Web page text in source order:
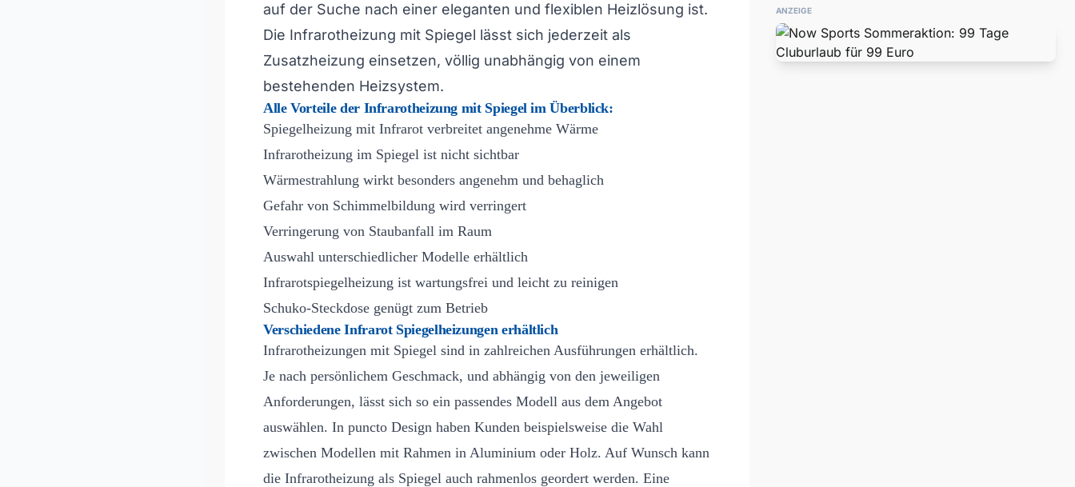
auf der Suche nach einer eleganten und flexiblen Heizlösung ist.
Die Infrarotheizung mit Spiegel lässt sich jederzeit als
Zusatzheizung einsetzen, völlig unabhängig von einem
bestehenden Heizsystem.
Alle Vorteile der Infrarotheizung mit Spiegel im Überblick:
Spiegelheizung mit Infrarot verbreitet angenehme Wärme
Infrarotheizung im Spiegel ist nicht sichtbar
Wärmestrahlung wirkt besonders angenehm und behaglich
Gefahr von Schimmelbildung wird verringert
Verringerung von Staubanfall im Raum
Auswahl unterschiedlicher Modelle erhältlich
Infrarotspiegelheizung ist wartungsfrei und leicht zu reinigen
Schuko-Steckdose genügt zum Betrieb
Verschiedene Infrarot Spiegelheizungen erhältlich
Infrarotheizungen mit Spiegel sind in zahlreichen Ausführungen erhältlich.
Je nach persönlichem Geschmack, und abhängig von den jeweiligen
Anforderungen, lässt sich so ein passendes Modell aus dem Angebot
auswählen. In puncto Design haben Kunden beispielsweise die Wahl
zwischen Modellen mit Rahmen in Aluminium oder Holz. Auf Wunsch kann
die Infrarotheizung als Spiegel auch rahmenlos geordert werden. Eine
ANZEIGE